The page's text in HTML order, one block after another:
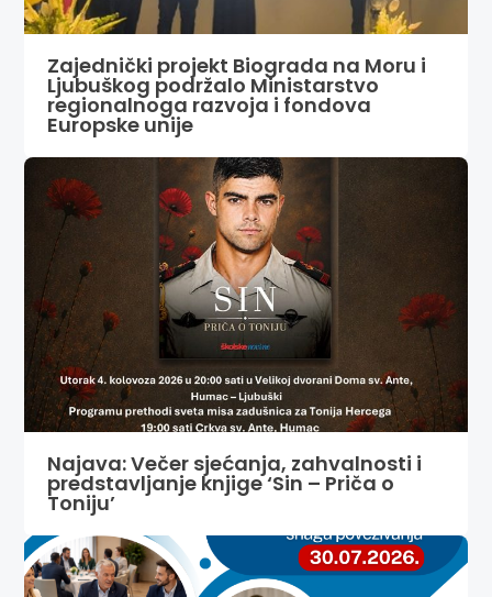
Zajednički projekt Biograda na Moru i
Ljubuškog podržalo Ministarstvo
regionalnoga razvoja i fondova
Europske unije
Najava: Večer sjećanja, zahvalnosti i
predstavljanje knjige ‘Sin – Priča o
Toniju’